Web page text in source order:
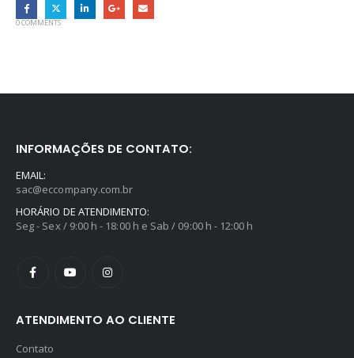
0 COMMENTS
INFORMAÇÕES DE CONTATO:
EMAIL:
sac@eccompany.com.br
HORÁRIO DE ATENDIMENTO:
Seg - Sex / 9:00 h - 18:00 h e Sab / 09:00 h - 12:00 h
ATENDIMENTO AO CLIENTE
Contato